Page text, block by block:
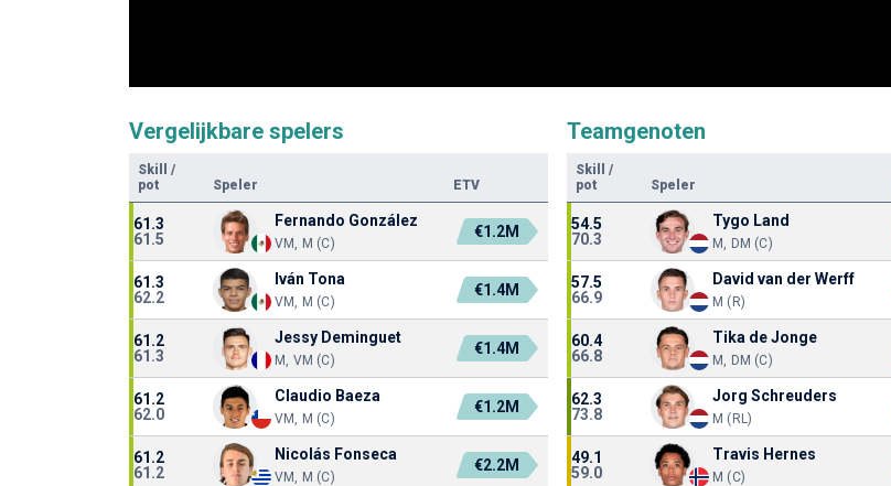
Vergelijkbare spelers
Skill
/
pot
Speler ETV
61.3
61.5
Fernando González
VM, M (C)
€1.2M
61.3
62.2
Iván Tona
VM, M (C)
€1.4M
61.2
61.3
Jessy Deminguet
M, VM (C)
€1.4M
61.2
62.0
Claudio Baeza
VM, M (C)
€1.2M
61.2
61.2
Nicolás Fonseca
VM, M (C)
€2.2M
Teamgenoten
Skill
/
pot
Speler
54.5
70.3
Tygo Land
M, DM (C)
57.5
66.9
David van der Werff
M (R)
60.4
66.8
Tika de Jonge
M, DM (C)
62.3
73.8
Jorg Schreuders
M (RL)
49.1
59.0
Travis Hernes
M (C)